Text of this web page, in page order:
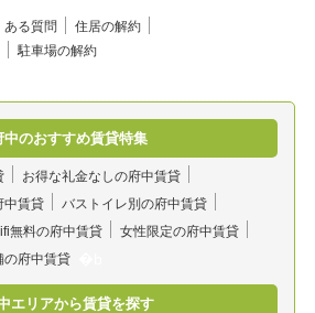
ある質問
住居の解約
駐車場の解約
中のおすすめ賃貸特集
お得な礼金なしの府中賃貸
中賃貸
バストイレ別の府中賃貸
無料の府中賃貸
女性限定の府中賃貸
の府中賃貸
エリアから賃貸を探す